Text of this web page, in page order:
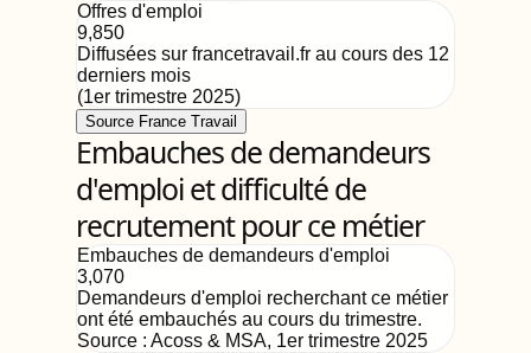
Offres d'emploi
9,850
Diffusées sur francetravail.fr au cours des 12
derniers mois
(1er trimestre 2025)
Source France Travail
Embauches de demandeurs
d'emploi et difficulté de
recrutement pour ce métier
Embauches de demandeurs d'emploi
3,070
Demandeurs d'emploi recherchant ce métier
ont été embauchés au cours du trimestre.
Source : Acoss & MSA, 1er trimestre 2025